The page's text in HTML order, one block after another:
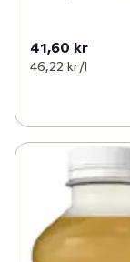
41,60 kr
46,22 kr /l